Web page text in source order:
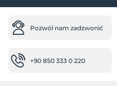
(15 minut)Pozwól nam zadzwonić
+90 850 333 0 220